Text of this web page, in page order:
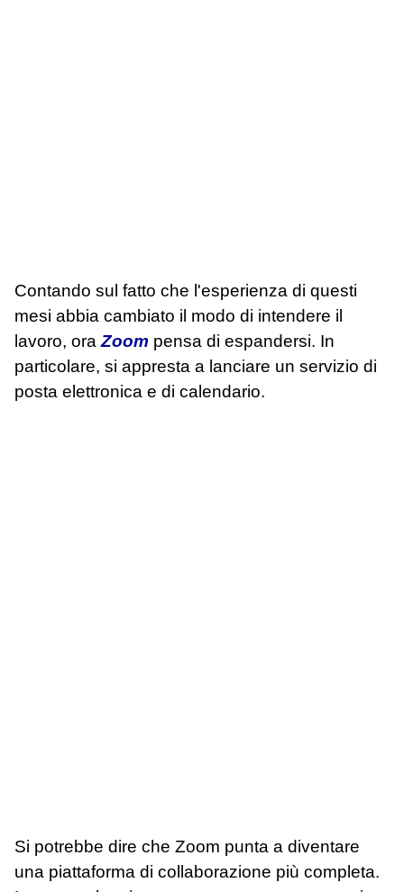
Contando sul fatto che l'esperienza di questi
mesi abbia cambiato il modo di intendere il
lavoro, oraZoom pensa di espandersi. In
particolare, si appresta a lanciare un servizio di
posta elettronica e di calendario.
Si potrebbe dire che Zoom punta a diventare
una piattaforma di collaborazione più completa.